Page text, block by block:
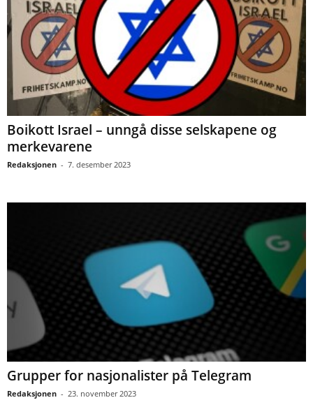
Boikott Israel – unngå disse selskapene og
merkevarene
Redaksjonen - 7. desember 2023
Grupper for nasjonalister på Telegram
Redaksjonen - 23. november 2023